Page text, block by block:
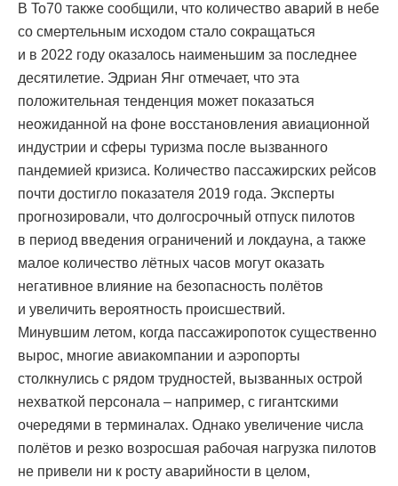
В To70 также сообщили, что количество аварий в небе
со смертельным исходом стало сокращаться
и в 2022 году оказалось наименьшим за последнее
десятилетие. Эдриан Янг отмечает, что эта
положительная тенденция может показаться
неожиданной на фоне восстановления авиационной
индустрии и сферы туризма после вызванного
пандемией кризиса. Количество пассажирских рейсов
почти достигло показателя 2019 года. Эксперты
прогнозировали, что долгосрочный отпуск пилотов
в период введения ограничений и локдауна, а также
малое количество лётных часов могут оказать
негативное влияние на безопасность полётов
и увеличить вероятность происшествий.
Минувшим летом, когда пассажиропоток существенно
вырос, многие авиакомпании и аэропорты
столкнулись с рядом трудностей, вызванных острой
нехваткой персонала – например, с гигантскими
очередями в терминалах. Однако увеличение числа
полётов и резко возросшая рабочая нагрузка пилотов
не привели ни к росту аварийности в целом,